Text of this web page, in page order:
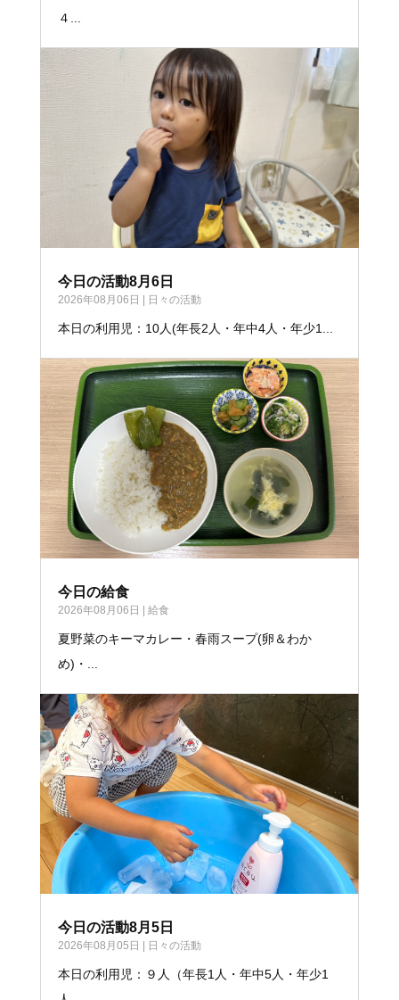
４...
今日の活動8月6日
2026年08月06日 日々の活動
本日の利用児：10人(年長2人・年中4人・年少1...
今日の給食
2026年08月06日 給食
夏野菜のキーマカレー・春雨スープ(卵＆わか
め)・...
今日の活動8月5日
2026年08月05日 日々の活動
本日の利用児：９人（年長1人・年中5人・年少1